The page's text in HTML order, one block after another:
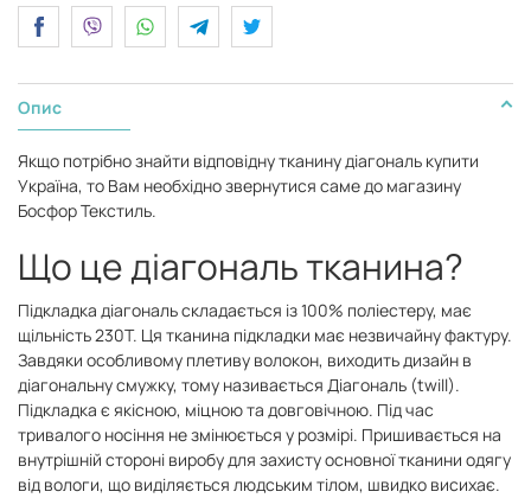
Опис
Якщо потрібно знайти відповідну тканину діагональ купити
Україна, то Вам необхідно звернутися саме до магазину
Босфор Текстиль.
Що це діагональ тканина?
Підкладка діагональ складається із 100% поліестеру, має
щільність 230Т. Ця тканина підкладки має незвичайну фактуру.
Завдяки особливому плетиву волокон, виходить дизайн в
діагональну смужку, тому називається Діагональ (twill).
Підкладка є якісною, міцною та довговічною. Під час
тривалого носіння не змінюється у розмірі. Пришивається на
внутрішній стороні виробу для захисту основної тканини одягу
від вологи, що виділяється людським тілом, швидко висихає.